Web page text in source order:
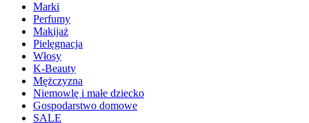
Marki
Perfumy
Makijaż
Pielęgnacja
Włosy
K-Beauty
Mężczyzna
Niemowlę i małe dziecko
Gospodarstwo domowe
SALE